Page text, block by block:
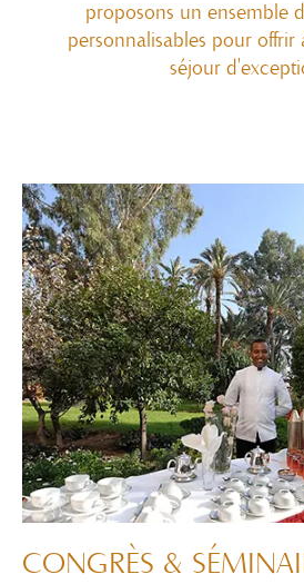
proposons un ensemble
personnalisables pour offrir
séjour
CONGRÈS &